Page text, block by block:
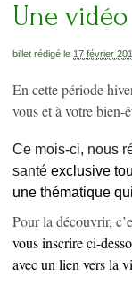
Une
billet rédigé le 17 février
En cette période
vous et à votre bien-
Ce mois-ci, nous
santé exclusive
une thématique
Pour la découvrir,
vous inscrire ci-
avec un lien vers la